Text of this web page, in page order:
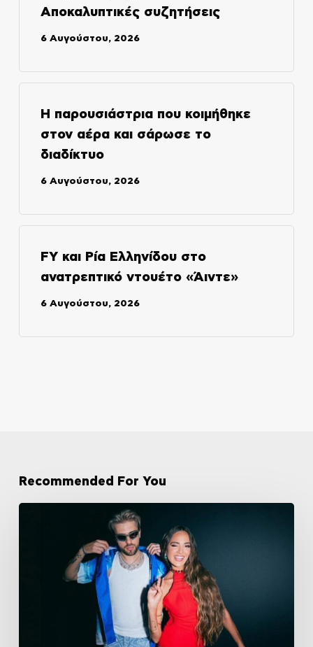
Αποκαλυπτικές συζητήσεις
6 Αυγούστου, 2026
Η παρουσιάστρια που κοιμήθηκε
στον αέρα και σάρωσε το
διαδίκτυο
6 Αυγούστου, 2026
FY και Ρία Ελληνίδου στο
ανατρεπτικό ντουέτο «Άιντε»
6 Αυγούστου, 2026
Recommended For You